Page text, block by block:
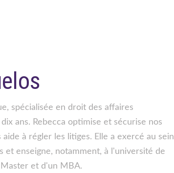
spécialisée en droit des affaires
ans. Rebecca optimise et sécurise nos
à régler les litiges. Elle a exercé au sein
et enseigne, notamment, à l'université de
Master et d'un MBA.